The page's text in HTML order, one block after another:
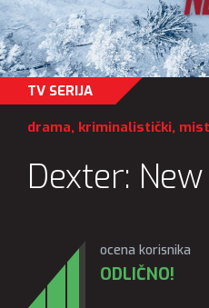
TV SERIJA
drama, kriminalistički,
Dexter:
ocena korisnika
ODLIČNO!